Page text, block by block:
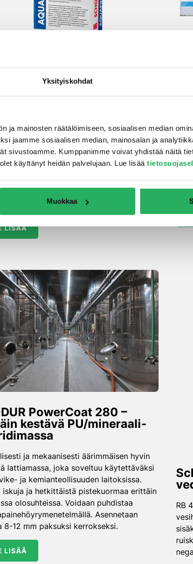
Yksityiskohdat
ja mainosten räätälöimiseen, sosiaalisen median
jaamme sosiaalisen median, mainosalan ja
sivustoamme. Kumppanimme voivat yhdistää näitä
käyttänyt heidän palvelujaan. Lue lisää
Muokkaa
AQUAFIN-IC –
kapillaarisuuden
AQUAFIN-IC on betonin
Tuotteella saavutetaan
vedentiiveyttä, estetään veden
nousua sekä annetaan kemiallista
Tuote on kustannustehokas ratkaisu
uudispuolen anturoiden
LISÄÄ
ja
PowerCoat 280 –
kestävä PU/mineraali­
ja mekaanisesti äärimmäisen hyvin
lattiamassa, joka soveltuu käytettäväksi
ja kemianteollisuuden laitoksissa.
iskuja ja hetkittäistä pistekuormaa erittäin
olosuhteissa. Voidaan puhdistaa
Asennetaan
8-12 mm paksuksi kerrokseksi.
LISÄÄ
RB